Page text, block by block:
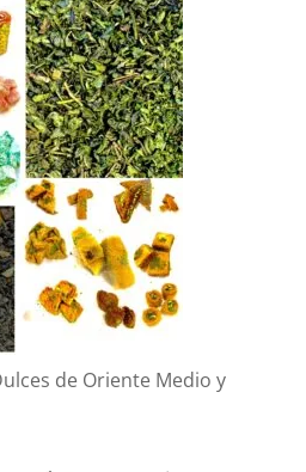
de Oriente Medio y